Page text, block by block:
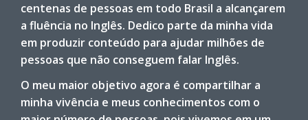
centenas de pessoas em todo Brasil a alcançarem
a fluência no Inglês. Dedico parte da minha vida
em produzir conteúdo para ajudar milhões de
pessoas que não conseguem falar Inglês.
O meu maior objetivo agora é compartilhar a
minha vivência e meus conhecimentos com o